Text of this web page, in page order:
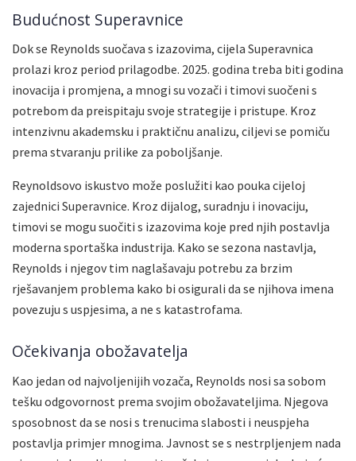
Budućnost Superavnice
Dok se Reynolds suočava s izazovima, cijela Superavnica
prolazi kroz period prilagodbe. 2025. godina treba biti godina
inovacija i promjena, a mnogi su vozači i timovi suočeni s
potrebom da preispitaju svoje strategije i pristupe. Kroz
intenzivnu akademsku i praktičnu analizu, ciljevi se pomiču
prema stvaranju prilike za poboljšanje.
Reynoldsovo iskustvo može poslužiti kao pouka cijeloj
zajednici Superavnice. Kroz dijalog, suradnju i inovaciju,
timovi se mogu suočiti s izazovima koje pred njih postavlja
moderna sportaška industrija. Kako se sezona nastavlja,
Reynolds i njegov tim naglašavaju potrebu za brzim
rješavanjem problema kako bi osigurali da se njihova imena
povezuju s uspjesima, a ne s katastrofama.
Očekivanja obožavatelja
Kao jedan od najvoljenijih vozača, Reynolds nosi sa sobom
tešku odgovornost prema svojim obožavateljima. Njegova
sposobnost da se nosi s trenucima slabosti i neuspjeha
postavlja primjer mnogima. Javnost se s nestrpljenjem nada